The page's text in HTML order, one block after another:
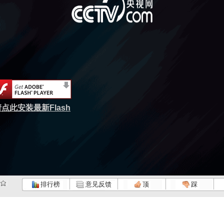
点此安装最新Flash
排行榜 意见反馈 顶 踩